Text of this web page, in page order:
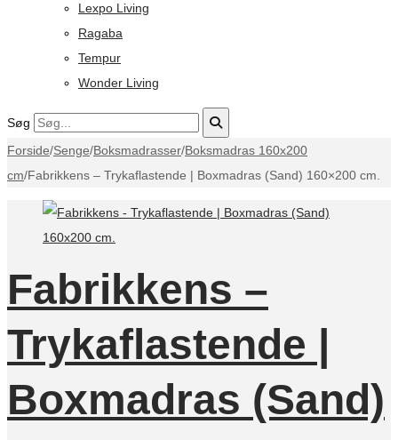
Lexpo Living
Ragaba
Tempur
Wonder Living
Søg
Forside/Senge/Boksmadrasser/Boksmadras 160x200
cm/Fabrikkens – Trykaflastende | Boxmadras (Sand) 160×200 cm.
Fabrikkens –
Trykaflastende |
Boxmadras (Sand)